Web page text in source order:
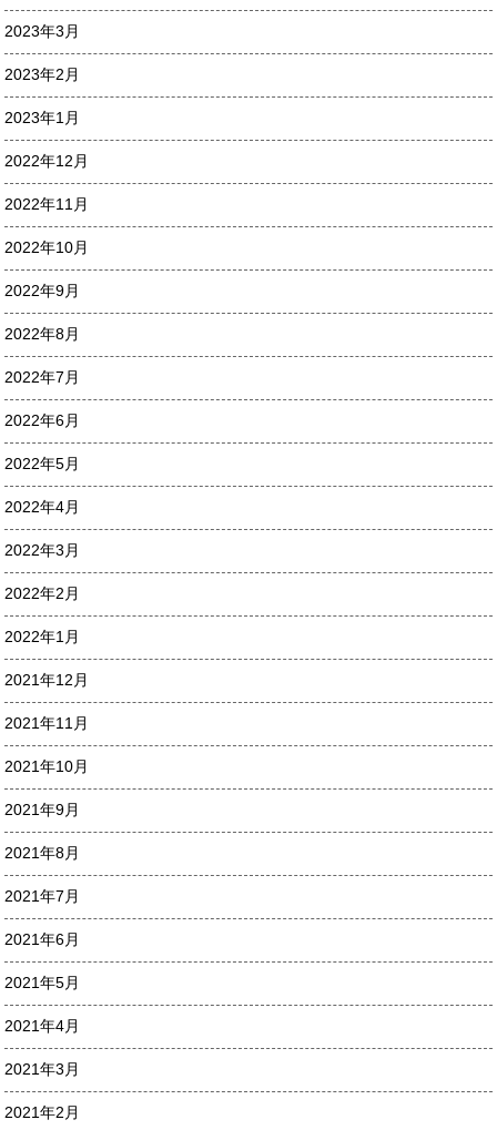
2023年3月
2023年2月
2023年1月
2022年12月
2022年11月
2022年10月
2022年9月
2022年8月
2022年7月
2022年6月
2022年5月
2022年4月
2022年3月
2022年2月
2022年1月
2021年12月
2021年11月
2021年10月
2021年9月
2021年8月
2021年7月
2021年6月
2021年5月
2021年4月
2021年3月
2021年2月